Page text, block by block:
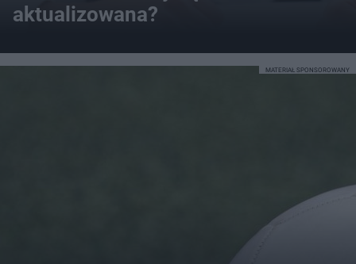
aktualizowana?
MATERIAŁ SPONSOROWANY